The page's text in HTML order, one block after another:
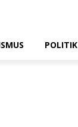
POLITIK